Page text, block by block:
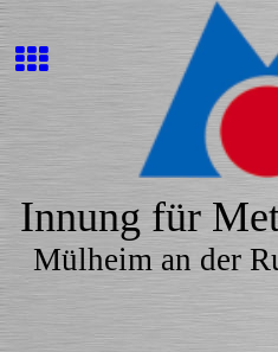
Innung für
Mülheim an der